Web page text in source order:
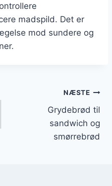
madspild. Det er
mod sundere og
NÆSTE
Grydebrød til
sandwich og
smørrebrød